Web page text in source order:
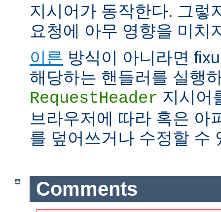
지시어가 동작한다. 그렇
요청에 아무 영향을 미치
이른 방식이 아니라면
해당하는 핸들러를 실행
RequestHeader 지시어
브라우저에 따라 혹은 아
를 덮어쓰거나 수정할 수
Comments